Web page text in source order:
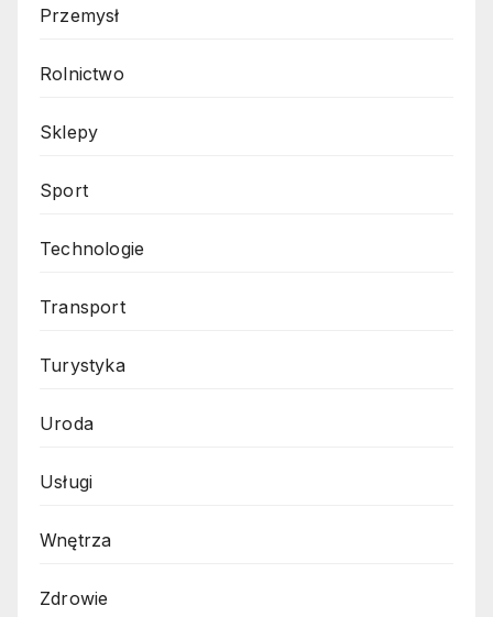
Przemysł
Rolnictwo
Sklepy
Sport
Technologie
Transport
Turystyka
Uroda
Usługi
Wnętrza
Zdrowie